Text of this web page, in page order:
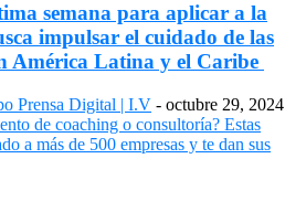
semana para aplicar a la
impulsar el cuidado de las
América Latina y el Caribe
Prensa Digital | I.V - octubre 29, 2024